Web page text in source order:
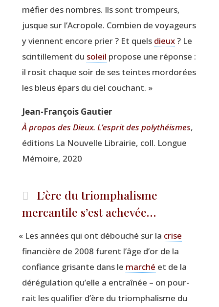
méfier des nombres. Ils sont trom­peurs,
jusque sur l’Acropole. Com­bien de voya­geurs
y viennent encore prier ? Et quels dieux? Le
scin­tille­ment du soleil pro­pose une réponse :
il rosit chaque soir de ses teintes mor­do­rées
les bleus épars du ciel couchant. »
Jean-Fran­çois Gautier
À pro­pos des Dieux. L’esprit des poly­théismes,
édi­tions La Nou­velle Librai­rie, coll. Longue
Mémoire, 2020
L’ère du triomphalisme
mercantile s’est achevée…
« Les années qui ont débou­ché sur la crise
finan­cière de 2008 furent l’âge d’or de la
confiance gri­sante dans le mar­ché et de la
déré­gu­la­tion qu’elle a entraî­née – on pour­
rait les qua­li­fier d’ère du triom­pha­lisme du